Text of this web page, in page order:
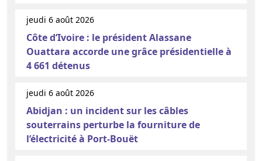
jeudi 6 août 2026
Côte d’Ivoire : le président Alassane
Ouattara accorde une grâce présidentielle à
4 661 détenus
jeudi 6 août 2026
Abidjan : un incident sur les câbles
souterrains perturbe la fourniture de
l’électricité à Port-Bouët